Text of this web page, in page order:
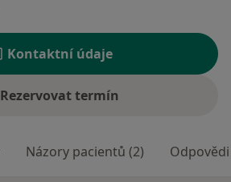
Kontaktní údaje
Rezervovat termín
Názory pacientů (2)